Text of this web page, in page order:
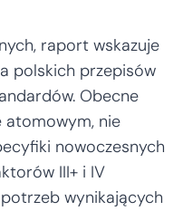
raport wskazuje
polskich przepisów
Obecne
atomowym, nie
nowoczesnych
III+ i IV
wynikających